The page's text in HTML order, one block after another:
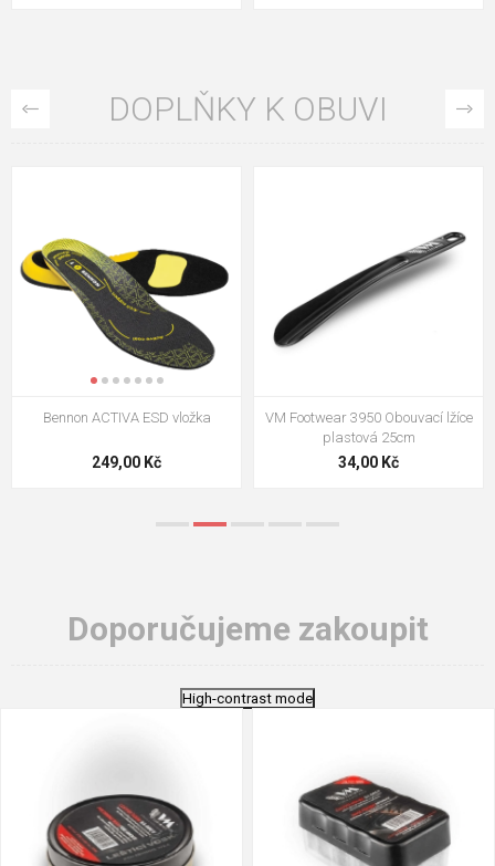
DOPLŇKY K OBUVI
VM Footwear 3009 Vkládací stélka
124,00 Kč
VM Footwear 3102 Tkaničky
ploché
18,70 Kč
Doporučujeme zakoupit
High-contrast mode